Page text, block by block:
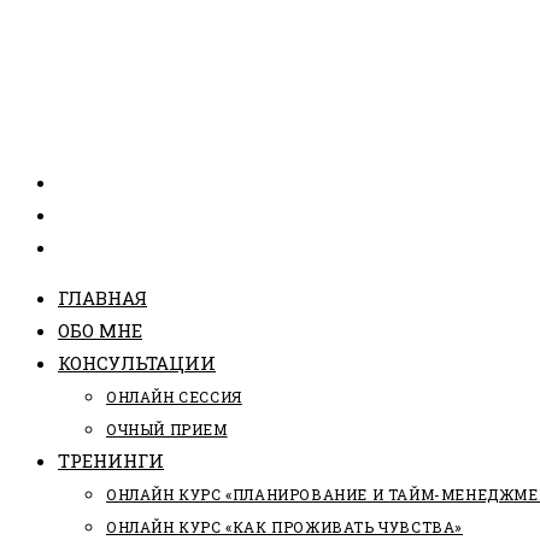
ГЛАВНАЯ
ОБО МНЕ
КОНСУЛЬТАЦИИ
ОНЛАЙН СЕССИЯ
ОЧНЫЙ ПРИЕМ
ТРЕНИНГИ
ОНЛАЙН КУРС «ПЛАНИРОВАНИЕ И ТАЙМ-
ОНЛАЙН КУРС «КАК ПРОЖИВАТЬ ЧУВСТВА»